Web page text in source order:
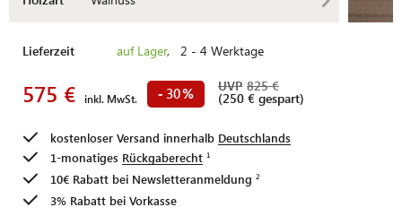
Lieferzeit auf Lager, 2 - 4 Werktage
575 € inkl. MwSt. - 30%
UVP 825 €
(250 € gespart)
kostenloser Versand innerhalb Deutschlands
1-monatiges Rückgaberecht
10€ Rabatt bei Newsletteranmeldung
3% Rabatt bei Vorkasse